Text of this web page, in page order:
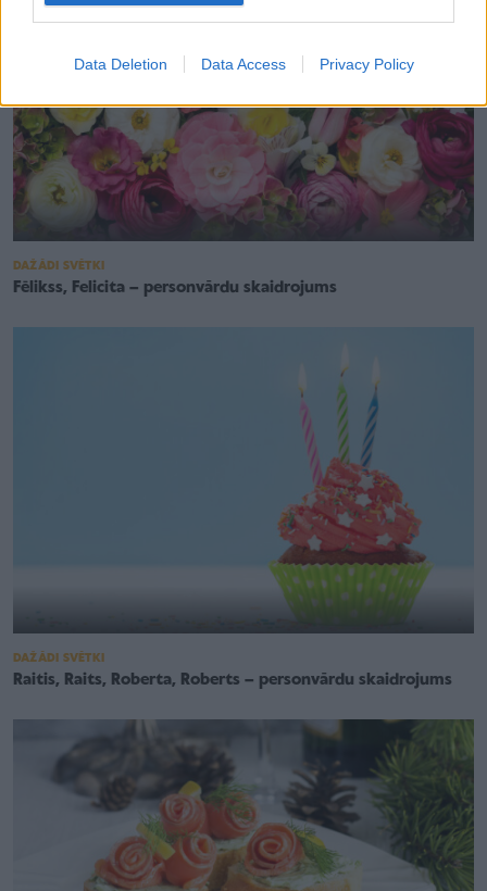
Data Deletion Data Access Privacy Policy
DAŽĀDI SVĒTKI
Fēlikss, Felicita – personvārdu skaidrojums
DAŽĀDI SVĒTKI
Raitis, Raits, Roberta, Roberts – personvārdu skaidrojums